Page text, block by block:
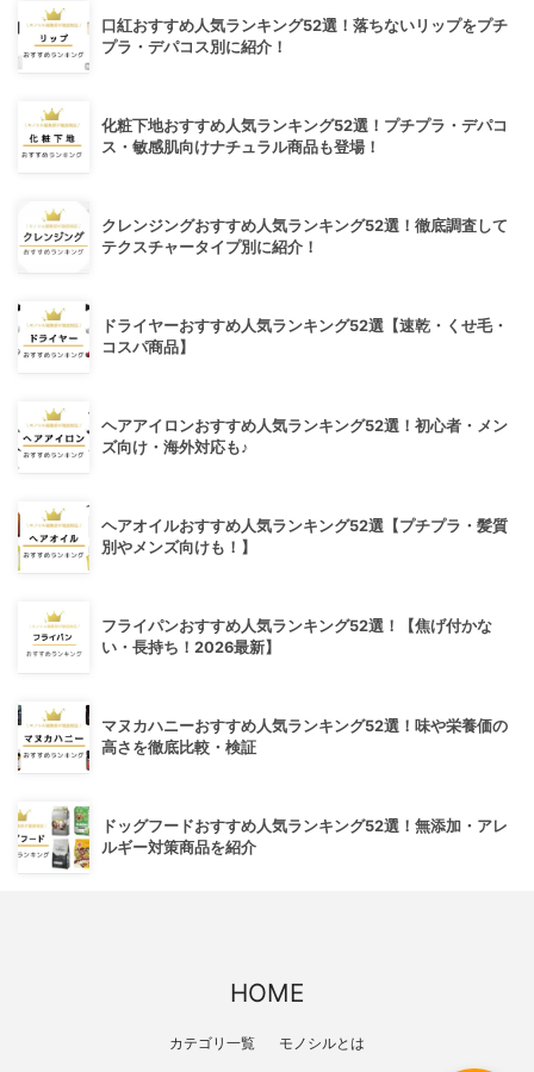
口紅おすすめ人気ランキング52選！落ちないリップをプチ
プラ・デパコス別に紹介！
化粧下地おすすめ人気ランキング52選！プチプラ・デパコ
ス・敏感肌向けナチュラル商品も登場！
クレンジングおすすめ人気ランキング52選！徹底調査して
テクスチャータイプ別に紹介！
ドライヤーおすすめ人気ランキング52選【速乾・くせ毛・
コスパ商品】
ヘアアイロンおすすめ人気ランキング52選！初心者・メン
ズ向け・海外対応も♪
ヘアオイルおすすめ人気ランキング52選【プチプラ・髪質
別やメンズ向けも！】
フライパンおすすめ人気ランキング52選！【焦げ付かな
い・長持ち！2026最新】
マヌカハニーおすすめ人気ランキング52選！味や栄養価の
高さを徹底比較・検証
ドッグフードおすすめ人気ランキング52選！無添加・アレ
ルギー対策商品を紹介
HOME
カテゴリ一覧 モノシルとは